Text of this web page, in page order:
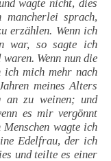
wagte nicht, dies
mancherlei sprach,
erzählen. Wenn ich
war, so sagte ich
Wenn nun die
mich mehr nach
meines Alters
an zu weinen; und
es mir vergönnt
wagte ich
Edelfrau, der ich
und teilte es einer